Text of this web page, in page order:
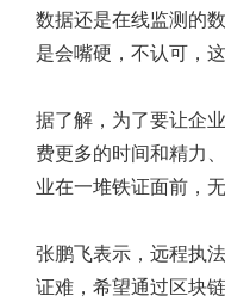
数据还是在线监测的
是会嘴硬，不认可，
据了解，为了要让企
费更多的时间和精力
业在一堆铁证面前，无
张鹏飞表示，远程执
证难，希望通过区块